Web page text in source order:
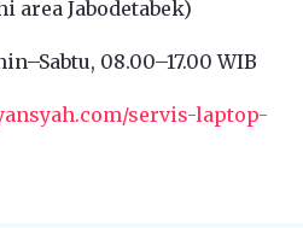
area Jabodetabek)
08.00–17.00 WIB
servis-laptop-